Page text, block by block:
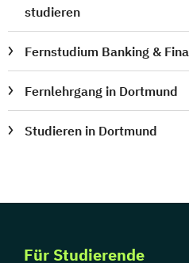
studieren
Fernstudium Banking &
Fernlehrgang in Dortmund
Studieren in Dortmund
Für Studierende